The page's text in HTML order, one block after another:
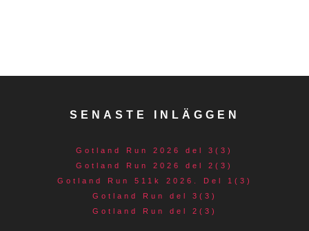
SENASTE INLÄGGEN
Gotland Run 2026 del 3(3)
Gotland Run 2026 del 2(3)
Gotland Run 511k 2026. Del 1(3)
Gotland Run del 3(3)
Gotland Run del 2(3)